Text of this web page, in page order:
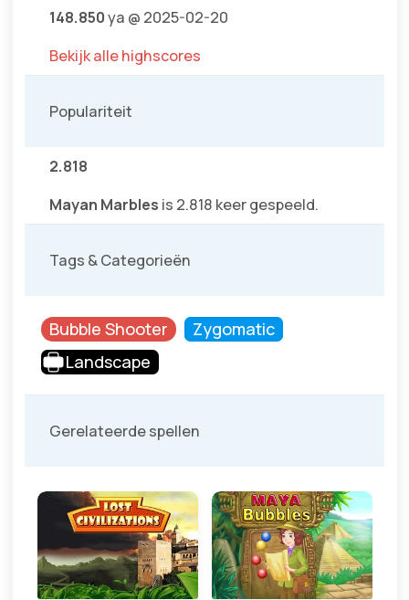
148.850ya @ 2025-02-20
Bekijk alle highscores
Populariteit
2.818
Mayan Marbles is 2.818 keer gespeeld.
Tags & Categorieën
Bubble Shooter
Zygomatic
Landscape
Gerelateerde spellen